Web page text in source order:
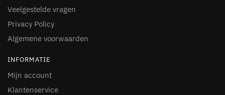
Veelgestelde vragen
Privacy Policy
Algemene voorwaarden
INFORMATIE
Mijn account
Klantenservice